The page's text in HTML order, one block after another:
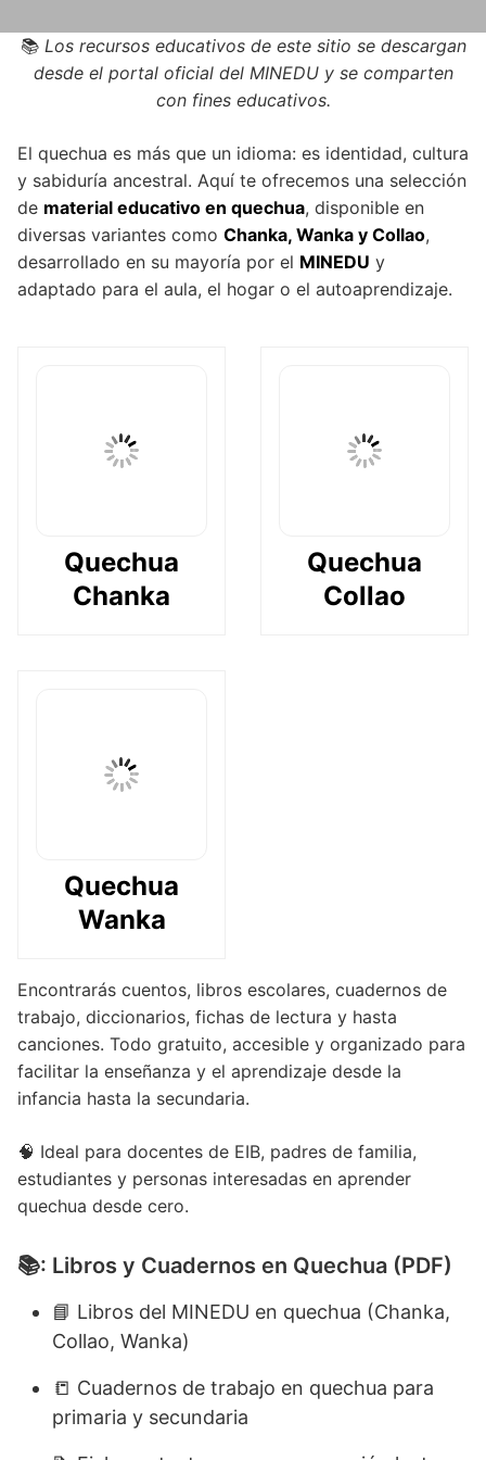
📚 Los recursos educativos de este sitio se descargan
desde el portal oficial del MINEDU y se comparten
con fines educativos.
El quechua es más que un idioma: es identidad, cultura
y sabiduría ancestral. Aquí te ofrecemos una selección
de material educativo en quechua, disponible en
diversas variantes como Chanka, Wanka y Collao,
desarrollado en su mayoría por el MINEDU y
adaptado para el aula, el hogar o el autoaprendizaje.
Quechua
Chanka
Quechua
Collao
Quechua
Wanka
Encontrarás cuentos, libros escolares, cuadernos de
trabajo, diccionarios, fichas de lectura y hasta
canciones. Todo gratuito, accesible y organizado para
facilitar la enseñanza y el aprendizaje desde la
infancia hasta la secundaria.
🧠 Ideal para docentes de EIB, padres de familia,
estudiantes y personas interesadas en aprender
quechua desde cero.
📚: Libros y Cuadernos en Quechua (PDF)
📘 Libros del MINEDU en quechua (Chanka,
Collao, Wanka)
📒 Cuadernos de trabajo en quechua para
primaria y secundaria